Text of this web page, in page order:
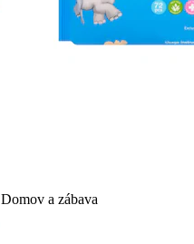
Domov a zábava